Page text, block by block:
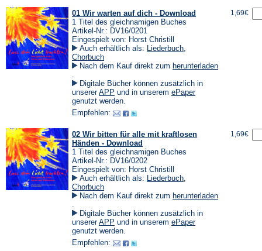
01 Wir warten auf dich - Download
1 Titel des gleichnamigen Buches
Artikel-Nr.: DV16/0201
Eingespielt von: Horst Christill
Auch erhältlich als: Liederbuch,
Chorbuch
Nach dem Kauf direkt zum herunterladen
in
einem
neuen
Tab)
.
Digitale Bücher können zusätzlich in
unsererAPP (Öffnet
in
neuen
und in unserem ePaper(Öffnet
genutzt werden.
Empfehlen:
1,69€
02 Wir bitten für alle mit kraftlosen
Händen - Download
1 Titel des gleichnamigen Buches
Artikel-Nr.: DV16/0202
Eingespielt von: Horst Christill
Auch erhältlich als: Liederbuch,
Chorbuch
Nach dem Kauf direkt zum herunterladen
in
einem
neuen
Tab)
.
Digitale Bücher können zusätzlich in
unsererAPP (Öffnet
in
neuen
und in unserem ePaper(Öffnet
genutzt werden.
Empfehlen:
1,69€